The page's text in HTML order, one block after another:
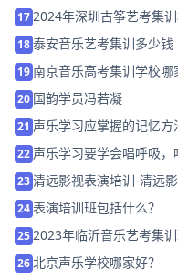
17 2024年深圳古筝艺考集
18泰安音乐艺考集训多少钱
19南京音乐高考集训学校哪
20 国韵学员冯若凝
21 声乐学习应掌握的记忆方
22 声乐学习要学会唱呼吸，
23清远影视表演培训-清远
24表演培训班包括什么？
25 2023年临沂音乐艺考集
26 北京声乐学校哪家好？